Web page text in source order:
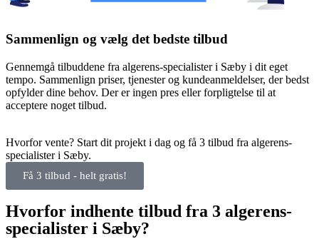
Sammenlign og vælg det bedste tilbud
Gennemgå tilbuddene fra algerens-specialister i Sæby i dit eget
tempo. Sammenlign priser, tjenester og kundeanmeldelser, der bedst
opfylder dine behov. Der er ingen pres eller forpligtelse til at
acceptere noget tilbud.
Hvorfor vente? Start dit projekt i dag og få 3 tilbud fra algerens-
specialister i Sæby.
Få 3 tilbud - helt gratis!
Hvorfor indhente tilbud fra 3 algerens-
specialister i Sæby?